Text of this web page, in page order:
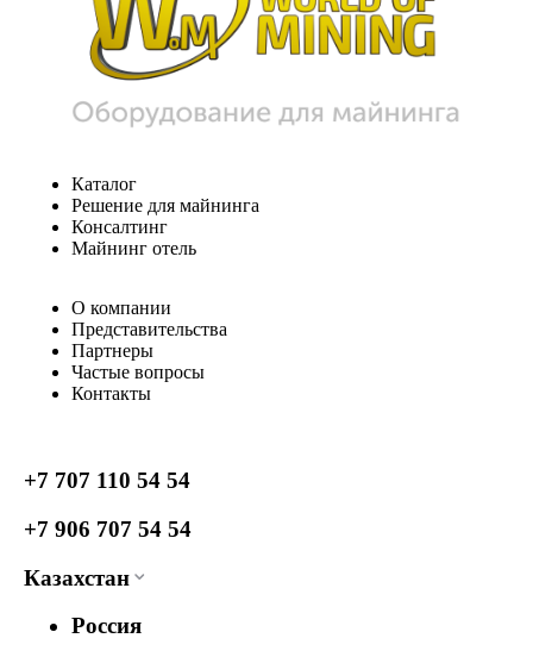
Каталог
Решение для майнинга
Консалтинг
Майнинг отель
О компании
Представительства
Партнеры
Частые вопросы
Контакты
+7 707 110 54 54
+7 906 707 54 54
Казахстан
Россия